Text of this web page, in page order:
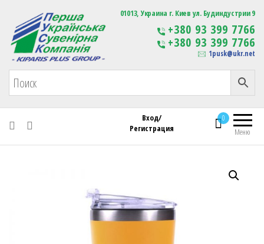
Первая Украинская Сувенирная Компания Изготовление
сувенирной продукции
с логотипом
01013, Украина г. Киев ул. Будиндустрии 9
+380 93 399 7766
+380 93 399 7766
1pusk@ukr.net
Меню
0
Вход/
Регистрация